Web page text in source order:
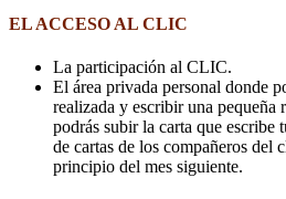
EL ACCESO AL CLIC
La participación al CLIC.
El área privada personal donde
realizada y escribir una pequeña
podrás subir la carta que
de cartas de los compañeros del
principio del mes siguiente.